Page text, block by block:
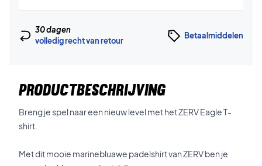
30 dagen
volledig recht van retour
Betaalmiddelen
PRODUCTBESCHRIJVING
Breng je spel naar een nieuw level met het ZERV Eagle T-
shirt.
Met dit mooie marinebluawe padelshirt van ZERV ben je